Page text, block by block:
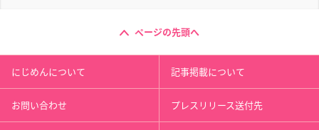
ページの先頭へ
にじめんについて 記事掲載について
お問い合わせ プレスリリース送付先